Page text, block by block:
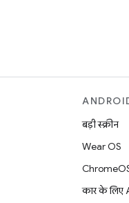
बड़ी स्क्रीन
Wear OS
कार के लिए